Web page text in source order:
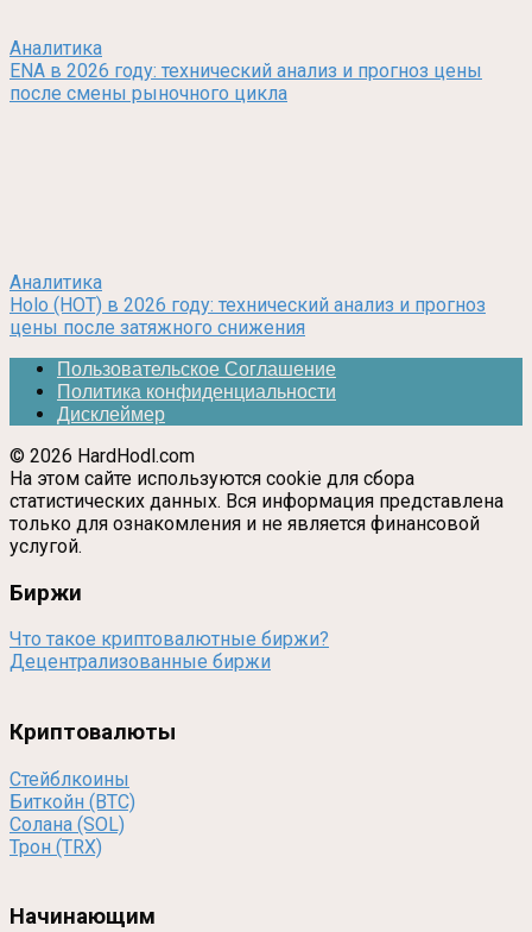
Аналитика
ENA в 2026 году: технический анализ и прогноз цены
после смены рыночного цикла
Аналитика
Holo (HOT) в 2026 году: технический анализ и прогноз
цены после затяжного снижения
Пользовательское Соглашение
Политика конфиденциальности
Дисклеймер
© 2026 HardHodl.com
На этом сайте используются cookie для сбора
статистических данных. Вся информация представлена
только для ознакомления и не является финансовой
услугой.
Биржи
Что такое криптовалютные биржи?
Децентрализованные биржи
Криптовалюты
Стейблкоины
Биткойн (BTC)
Солана (SOL)
Трон (TRX)
Начинающим